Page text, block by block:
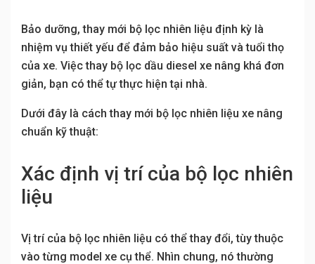
Bảo dưỡng, thay mới bộ lọc nhiên liệu định kỳ là
nhiệm vụ thiết yếu để đảm bảo hiệu suất và tuổi thọ
của xe. Việc thay bộ lọc dầu diesel xe nâng khá đơn
giản, bạn có thể tự thực hiện tại nhà.
Dưới đây là cách thay mới bộ lọc nhiên liệu xe nâng
chuẩn kỹ thuật:
Xác định vị trí của bộ lọc nhiên
liệu
Vị trí của bộ lọc nhiên liệu có thể thay đổi, tùy thuộc
vào từng model xe cụ thể. Nhìn chung, nó thường